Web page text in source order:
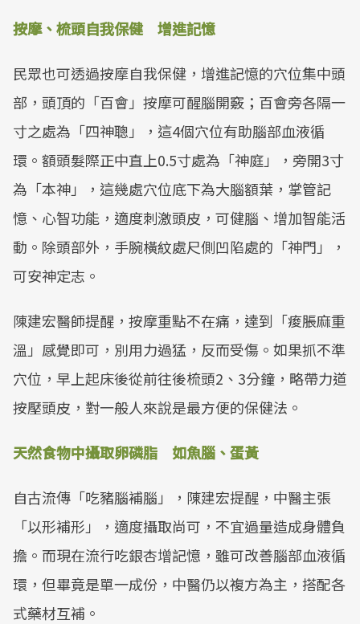
按摩、梳頭自我保健 增進記憶
民眾也可透過按摩自我保健，增進記憶的穴位集中頭
部，頭頂的「百會」按摩可醒腦開竅；百會旁各隔一
寸之處為「四神聰」，這4個穴位有助腦部血液循
環。額頭髮際正中直上0.5寸處為「神庭」，旁開3寸
為「本神」，這幾處穴位底下為大腦額葉，掌管記
憶、心智功能，適度刺激頭皮，可健腦、增加智能活
動。除頭部外，手腕橫紋處尺側凹陷處的「神門」，
可安神定志。
陳建宏醫師提醒，按摩重點不在痛，達到「痠脹麻重
溫」感覺即可，別用力過猛，反而受傷。如果抓不準
穴位，早上起床後從前往後梳頭2、3分鐘，略帶力道
按壓頭皮，對一般人來說是最方便的保健法。
天然食物中攝取卵磷脂 如魚腦、蛋黃
自古流傳「吃豬腦補腦」，陳建宏提醒，中醫主張
「以形補形」，適度攝取尚可，不宜過量造成身體負
擔。而現在流行吃銀杏增記憶，雖可改善腦部血液循
環，但畢竟是單一成份，中醫仍以複方為主，搭配各
式藥材互補。